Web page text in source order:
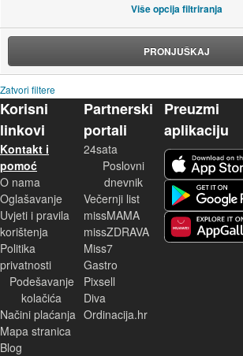
Više opcija filtriranja
PRONJUŠKAJ
Zatvori filtere
Korisni
linkovi
Kontakt i
pomoć
O nama
Oglašavanje
Uvjeti i pravila
korištenja
Politika
privatnosti
Podešavanje
kolačića
Načini plaćanja
Mapa stranica
Blog
Partnerski
portali
24sata
Poslovni
dnevnik
Večernji list
missMAMA
missZDRAVA
Miss7
Gastro
Pixsell
Diva
Ordinacija.hr
Preuzmi
aplikaciju